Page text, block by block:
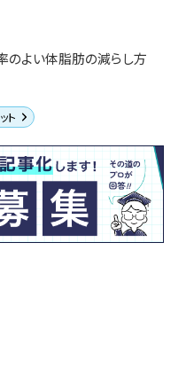
のよい体脂肪の減らし方
ト